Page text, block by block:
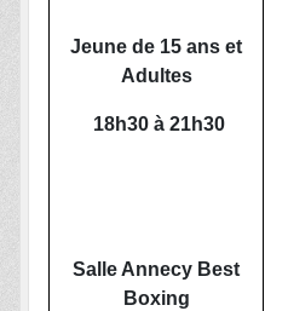
Jeune de 15 ans et
Adultes
18h30 à 21h30
Salle Annecy Best
Boxing